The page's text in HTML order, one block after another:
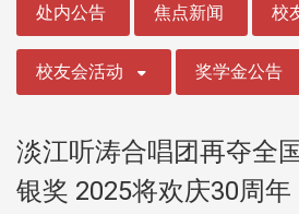
处内公告 焦点新闻 校
校友会活动 奖学金公告
淡江听涛合唱团再夺全
银奖 2025将欢庆30周年